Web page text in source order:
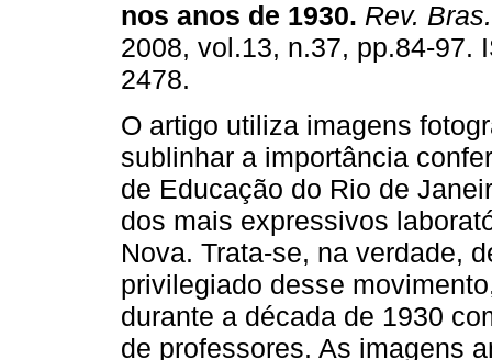
nos anos de 1930. Rev.
2008, vol.13, n.37, pp.84-97.
2478.
O artigo utiliza imagens
sublinhar a importância
de Educação do Rio de
dos mais expressivos
Nova. Trata-se, na verdade,
privilegiado desse
durante a década de 1930
de professores. As imagens